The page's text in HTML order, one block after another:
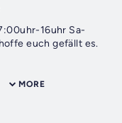
16uhr Sa-
So=9:00uhr-14uhr 19:00-20:00uhr hoffe euch gefällt es.
MORE